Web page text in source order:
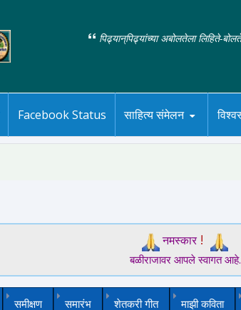
पिढ्यान्‌पिढ्यांच्या अबोलतेला लिहिते-
Facebook Status साहित्य संमेलन
नमस्कार!
बळीराजावर आपले स्वागत आहे.
समीक्षण समारंभ शेतकरी गीत माझी कविता